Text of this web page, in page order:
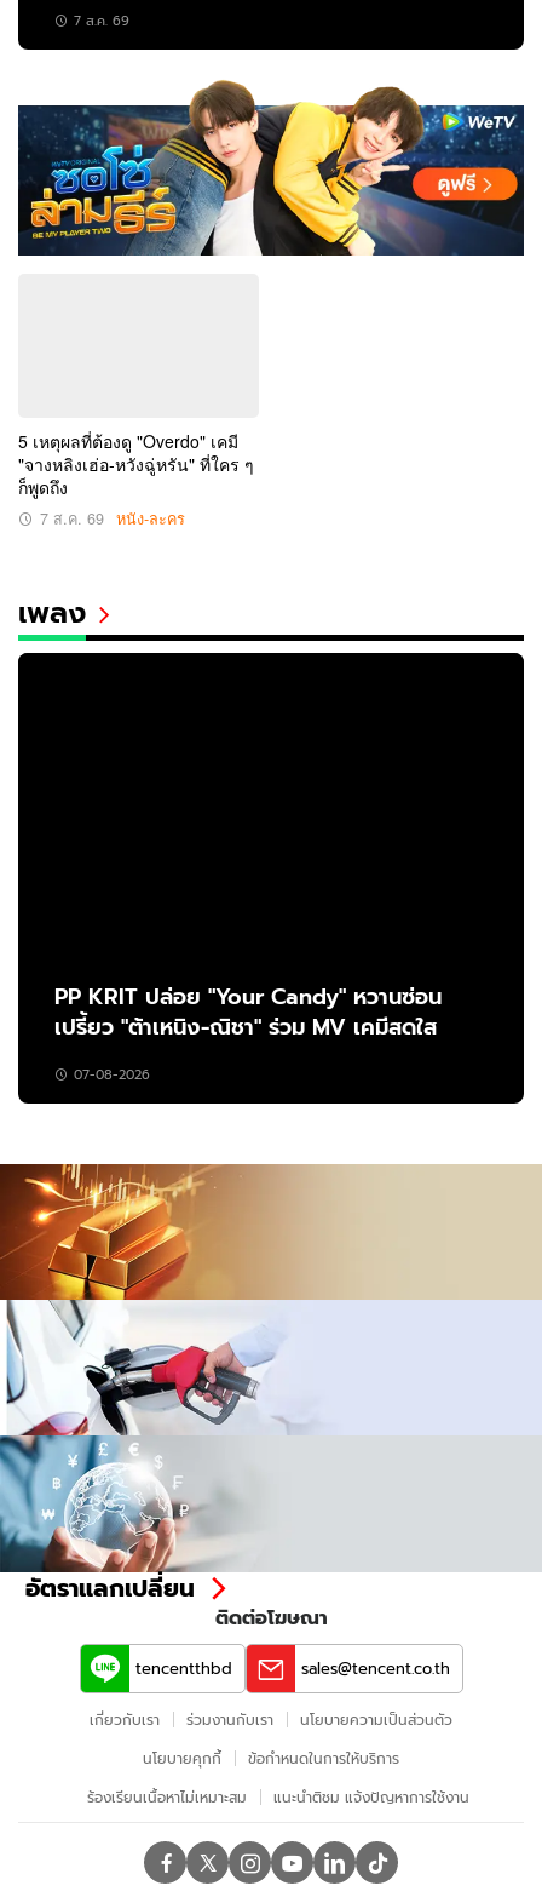
7 ส.ค. 69
5 เหตุผลที่ต้องดู "Overdo" เคมี
"จางหลิงเฮ่อ-หวังฉู่หรัน" ที่ใคร ๆ
ก็พูดถึง
7 ส.ค. 69 หนัง-ละคร
เพลง
PP KRIT ปล่อย "Your Candy" หวานซ่อน
เปรี้ยว "ต้าเหนิง-ณิชา" ร่วม MV เคมีสดใส
07-08-2026
ราคาทอง
เปรียบเทียบ
ราคาน้ำมัน
อัตราแลกเปลี่ยน
ติดต่อโฆษณา
tencentthbd sales@tencent.co.th
เกี่ยวกับเรา ร่วมงานกับเรา
นโยบายความเป็นส่วนตัว
นโยบายคุกกี้
ข้อกําหนดในการให้บริการ
ร้องเรียนเนื้อหาไม่เหมาะสม
แนะนำติชม แจ้งปัญหาการใช้งาน